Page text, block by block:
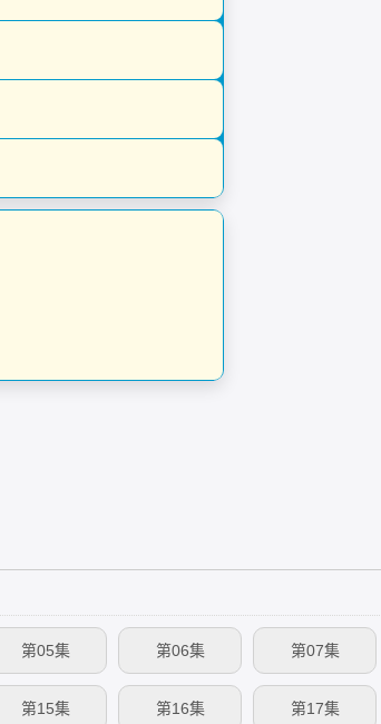
第05集 第06集 第07集
第15集 第16集 第17集